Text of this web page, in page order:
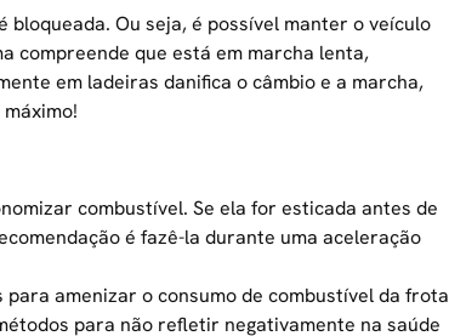
bloqueada. Ou seja, é possível manter o veículo
compreende que está em marcha lenta,
em ladeiras danifica o câmbio e a marcha,
combustível. Se ela for esticada antes de
é fazê-la durante uma aceleração
para amenizar oconsumo de combustível da frota
para não refletir negativamente na saúde